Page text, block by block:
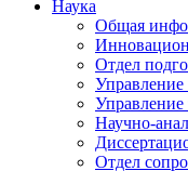
Наука
Общая
Отдел
Управление
Управление
Научно-
Отдел